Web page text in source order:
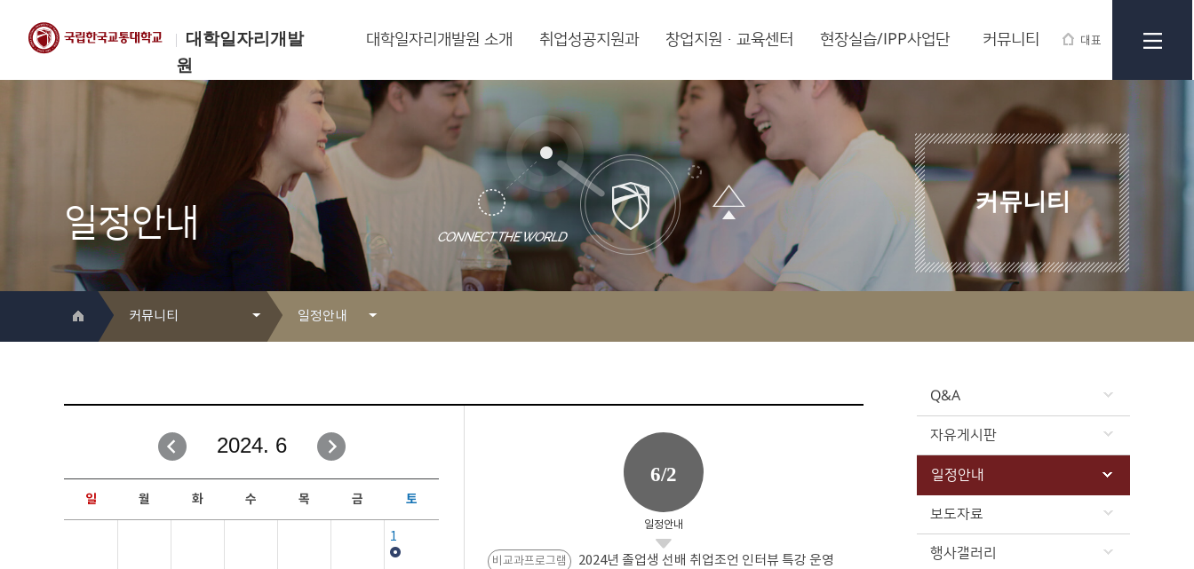
대학일자리개발
원
대표
한국교통대학교
대학일자리개발원
대학일자리개발원 소개 취업성공지원과 창업지원·교육센터 현장실습/IPP사업단 커뮤니티
일정안내
커뮤니티
커뮤니티
취업성공지원과
창업지원·교육센터
현장실습/IPP사업단
커뮤니티
일정안내
자유게시판
일정안내
보도자료
행사갤러리
Q&A
자유게시판
일정안내
보도자료
행사갤러리
2024. 6
일 월 화 수 목 금 토
1
6/2
일정안내
비교과프로그램 2024년 졸업생 선배 취업조언 인터뷰 특강 운영